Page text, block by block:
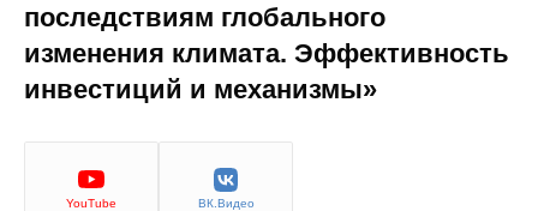
последствиям глобального
изменения климата. Эффективность
инвестиций и механизмы»
YouTube ВК.Видео